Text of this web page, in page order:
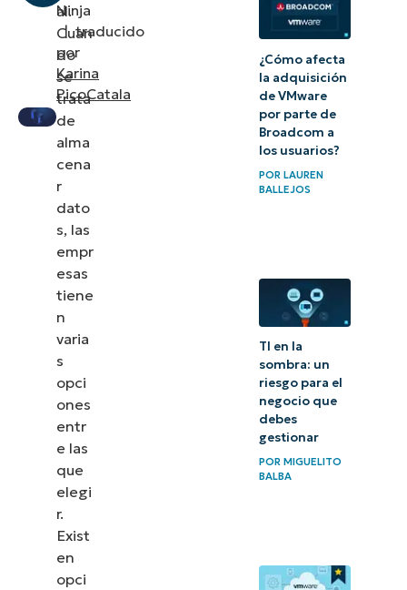
Ninja
|traducido
por
Karina
PicoCatala
entre
un NAS
al.
Cuan
do
se
trata
de
alma
cena
r
dato
s, las
empr
esas
tiene
n
varia
s
opci
ones
entr
e las
que
elegi
r.
Exist
en
opci
¿Cómo afecta
la adquisición
de VMware
por parte de
Broadcom a
los usuarios?
PORLAUREN
BALLEJOS
TI en la
sombra: un
riesgo para el
negocio que
debes
gestionar
PORMIGUELITO
BALBA